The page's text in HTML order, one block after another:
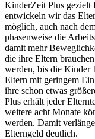
KinderZeit Plus gezielt
entwickeln wir das
möglich, auch nach
phasenweise die
damit mehr
die ihre Eltern
werden, bis die Kinder
Eltern mit geringem
ihre schon etwas
Plus erhält jeder
weitere acht Monate
werden. Damit
Elterngeld deutlich.